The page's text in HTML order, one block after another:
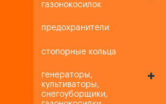
газонокосилок
предохранители
стопорные кольца
генераторы,
культиваторы,
снегоуборщики,